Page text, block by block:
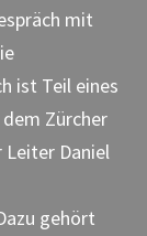
mit
ist Teil eines
Zürcher
Leiter Daniel
gehört